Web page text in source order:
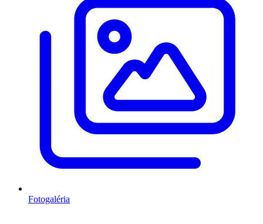
Fotogaléria